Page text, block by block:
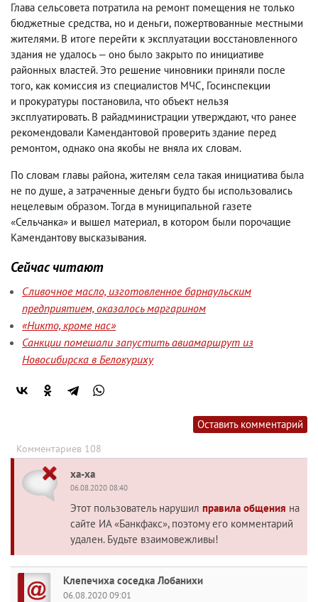
Глава сельсовета потратила на ремонт помещения не только
бюджетные средства, но и деньги, пожертвованные местными
жителями. В итоге перейти к эксплуатации восстановленного
здания не удалось — оно было закрыто по инициативе
районных властей. Это решение чиновники приняли после
того, как комиссия из специалистов МЧС, Госинспекции
и прокуратуры постановила, что объект нельзя
эксплуатировать. В райадминистрации утверждают, что ранее
рекомендовали Камендантовой проверить здание перед
ремонтом, однако она якобы не вняла их словам.
По словам главы района, жителям села такая инициатива была
не по душе, а затраченные деньги будто бы использовались
нецелевым образом. Тогда в муниципальной газете
«Сельчанка» и вышел материал, в котором были порочащие
Камендантову высказывания.
Сейчас читают
Сливочное масло, изготовленное барнаульским
предприятием, оказалось маргарином
«Никто, кроме нас»
Санкции помешали запустить авиамаршрут из
Новосибирска в Белокуриху
Оставить комментарий
Комментариев 108
ха-ха
06.08.2020 08:40
Этот пользователь нарушил правила общения на
сайте ИА «Банкфакс», поэтому его комментарий
удален. Будьте взаимовежливы!
Клепечиха соседка Лобанихи
06.08.2020 09:01